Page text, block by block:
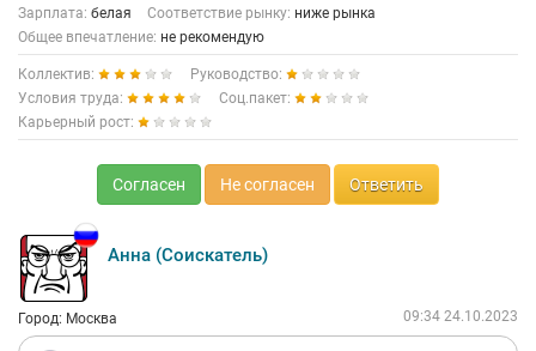
топора. Айтишникам тут делать точно нечего. Карьерного
роста нет. Повышение или индексации зп - нет! На
собеседование очень красиво говорят по факту все вообще не
так. Если не дай бог руководству напишешь письмо с
претензиями или советами по улучшению работы. Могут
уволить, как уволили коллегу. Идиотизм руководителей на
столько зашкаливает, что когда слышишь их разговоры и
шутки про геев или секс и это на протяжении всего дня,
просто в конце дня складывается ощущение что набрали
полупокеров которые только и смотрели бригаду или бумера.
Не советую данное место от слова совсем! Накидывают
работы все больше и больше. На собеседование нагло
наврали.
Зарплата: белая Соответствие рынку: ниже рынка
Общее впечатление: не рекомендую
Коллектив:
Руководство:
Условия труда:
Соц.пакет:
Карьерный рост:
Согласен Не согласен Ответить
Анна (Соискатель)
Город: Москва 09:34 24.10.2023